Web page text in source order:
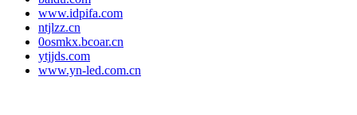
www.idpifa.com
ntjlzz.cn
0osmkx.bcoar.cn
ytjjds.com
www.yn-led.com.cn